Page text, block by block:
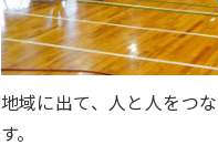
地域に出て、人と人をつ
す。